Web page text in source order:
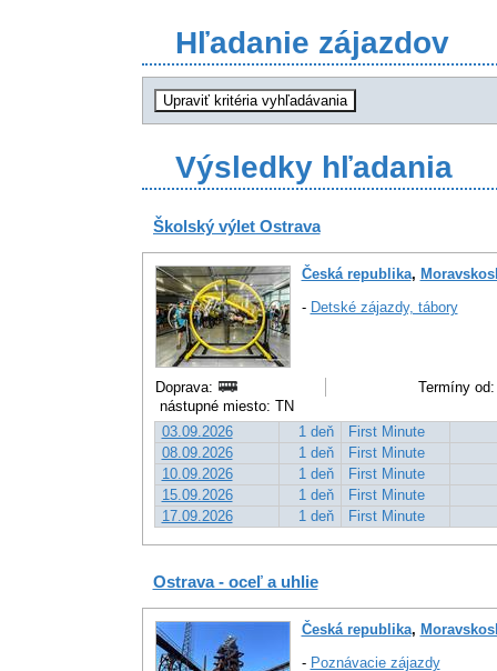
Hľadanie zájazdov
Výsledky hľadania
Školský výlet Ostrava
Česká republika,
- Detské zájazdy, tábory
Doprava:
Termíny
nástupné miesto: TN
03.09.2026
1 deň
First Minute
08.09.2026
1 deň
First Minute
10.09.2026
1 deň
First Minute
15.09.2026
1 deň
First Minute
17.09.2026
1 deň First Minute
Ostrava - oceľ a uhlie
Česká republika,
- Poznávacie zájazdy